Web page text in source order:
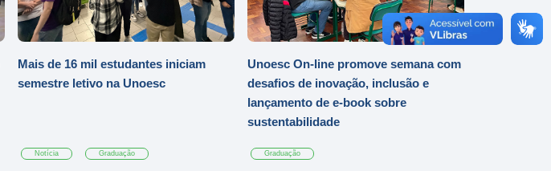
Mais de 16 mil estudantes iniciam
semestre letivo na Unoesc
Notícia Graduação
Unoesc On-line promove semana com
desafios de inovação, inclusão e
lançamento de e-book sobre
sustentabilidade
Graduação